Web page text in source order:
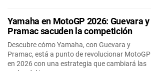
Yamaha en MotoGP 2026: Guevara y
Pramac sacuden la competición
Descubre cómo Yamaha, con Guevara y
Pramac, está a punto de revolucionar MotoGP
en 2026 con una estrategia que cambiará las